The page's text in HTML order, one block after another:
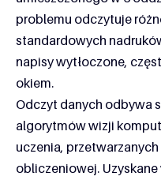
problemu odczytuje
standardowych
napisy wytłoczone,
okiem.
Odczyt danych odbywa
algorytmów wizji
uczenia,
obliczeniowej.